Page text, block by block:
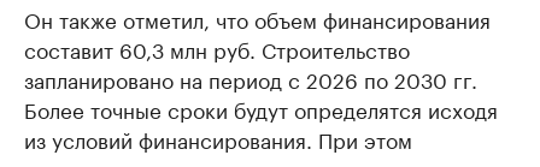
Он также отметил, что объем финансирования
составит 60,3 млн руб. Строительство
запланировано на период с 2026 по 2030 гг.
Более точные сроки будут определятся исходя
из условий финансирования. При этом